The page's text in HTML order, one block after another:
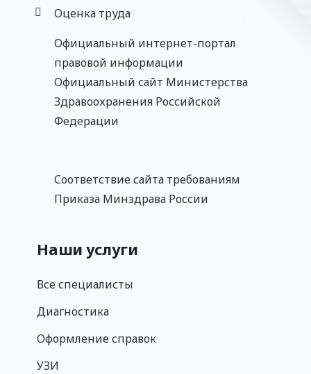
Оценка труда
Официальный интернет-портал
правовой информации
Официальный сайт Министерства
Здравоохранения Российской
Федерации
Соответствие сайта требованиям
Приказа Минздрава России
Наши услуги
Все специалисты
Диагностика
Оформление справок
УЗИ